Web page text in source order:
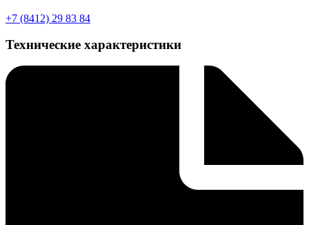
+7 (8412) 29 83 84
Технические характеристики